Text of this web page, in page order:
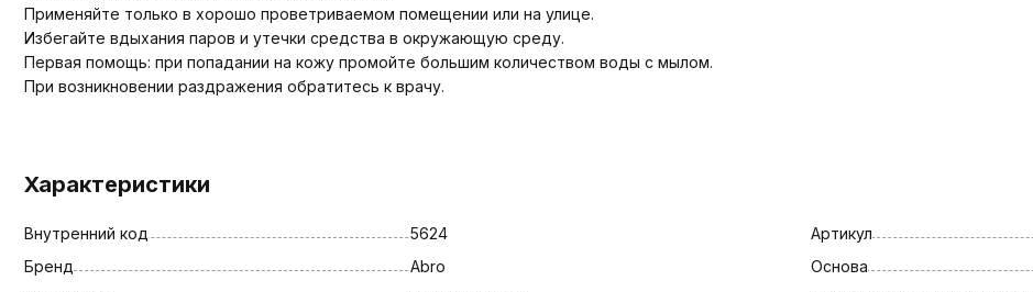
Применяйте только в хорошо проветриваемом помещении или на улице.
Избегайте вдыхания паров и утечки средства в окружающую среду.
Первая помощь: при попадании на кожу промойте большим количеством воды с мылом.
При возникновении раздражения обратитесь к врачу.
Характеристики
Внутренний код
5624
Бренд
Abro
Артикул
Основа